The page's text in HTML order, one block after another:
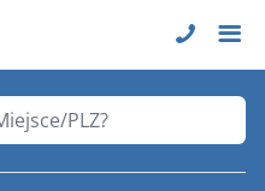
PLZ?